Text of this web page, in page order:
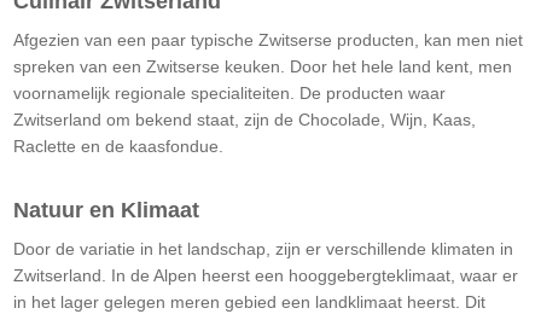
Afgezien van een paar typische Zwitserse producten, kan men niet
spreken van een Zwitserse keuken. Door het hele land kent, men
voornamelijk regionale specialiteiten. De producten waar
Zwitserland om bekend staat, zijn de Chocolade, Wijn, Kaas,
Raclette en de kaasfondue.
Natuur en Klimaat
Door de variatie in het landschap, zijn er verschillende klimaten in
Zwitserland. In de Alpen heerst een hooggebergteklimaat, waar er
in het lager gelegen meren gebied een landklimaat heerst. Dit